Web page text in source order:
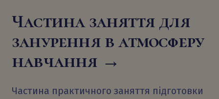
Частина заняття для
занурення в атмосферу
навчання →
Частина практичного заняття підготовки